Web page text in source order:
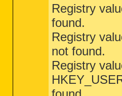
Registry
found.
Registry
not found.
Registry